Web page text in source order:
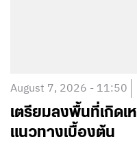
August 7, 2026 - 11:50
เตรียมลงพื้นที่เกิด
แนวทางเบื้องต้น